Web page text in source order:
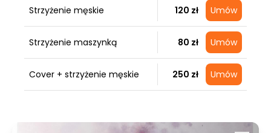
Strzyżenie męskie 120 zł Umów
Strzyżenie maszynką 80 zł Umów
Cover + strzyżenie męskie 250 zł Umów